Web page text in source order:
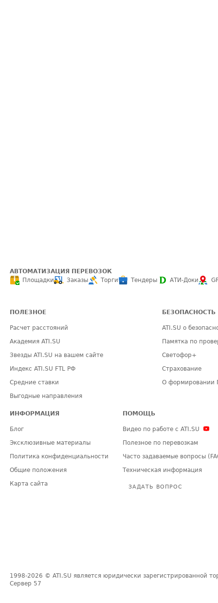
АВТОМАТИЗАЦИЯ ПЕРЕВОЗОК
Площадки
Заказы Торги Тендеры АТИ-Доки
ПОЛЕЗНОЕ
Расчет расстояний
Академия ATI.SU
Звезды ATI.SU на вашем сайте
Индекс ATI.SU FTL РФ
Средние ставки
Выгодные направления
БЕЗОПАСНОСТЬ
ATI.SU о
Памятка по
Светофор+
Страхование
О формировании
ИНФОРМАЦИЯ
Блог
Эксклюзивные материалы
Политика конфиденциальности
Общие положения
Карта сайта
ПОМОЩЬ
Видео по работе с ATI.SU
Полезное по перевозкам
Часто задаваемые вопросы
Техническая информация
ЗАДАТЬ ВОПРОС
1998-2026 © ATI.SU является юридически зарегистрированной
Сервер 57